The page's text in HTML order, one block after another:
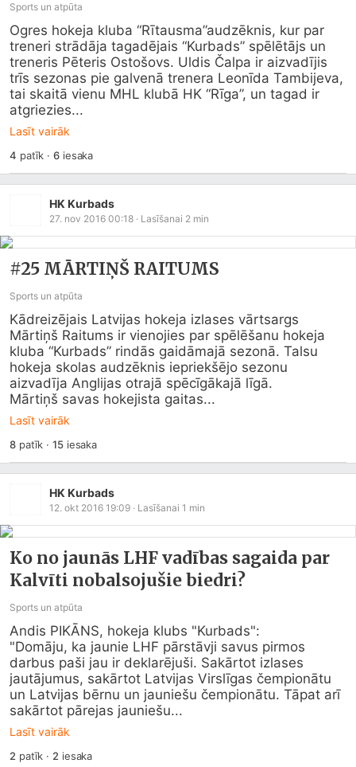
Sports un atpūta
Ogres hokeja kluba “Rītausma”audzēknis, kur par
treneri strādāja tagadējais “Kurbads” spēlētājs un
treneris Pēteris Ostošovs. Uldis Čalpa ir aizvadījis
trīs sezonas pie galvenā trenera Leonīda Tambijeva,
tai skaitā vienu MHL klubā HK “Rīga”, un tagad ir
atgriezies...
Lasīt vairāk
4 patīk ·6iesaka
HK Kurbads
27. nov 2016 00:18 · Lasīšanai 2 min
#25 MĀRTIŅŠ RAITUMS
Sports un atpūta
Kādreizējais Latvijas hokeja izlases vārtsargs
Mārtiņš Raitums ir vienojies par spēlēšanu hokeja
kluba “Kurbads” rindās gaidāmajā sezonā. Talsu
hokeja skolas audzēknis iepriekšējo sezonu
aizvadīja Anglijas otrajā spēcīgākajā līgā.
Mārtiņš savas hokejista gaitas...
Lasīt vairāk
8patīk ·15iesaka
HK Kurbads
12. okt 2016 19:09 · Lasīšanai 1 min
Ko no jaunās LHF vadības sagaida par
Kalvīti nobalsojušie biedri?
Sports un atpūta
Andis PIKĀNS, hokeja klubs "Kurbads":
"Domāju, ka jaunie LHF pārstāvji savus pirmos
darbus paši jau ir deklarējuši. Sakārtot izlases
jautājumus, sakārtot Latvijas Virslīgas čempionātu
un Latvijas bērnu un jauniešu čempionātu. Tāpat arī
sakārtot pārejas jauniešu...
Lasīt vairāk
2 patīk · 2 iesaka